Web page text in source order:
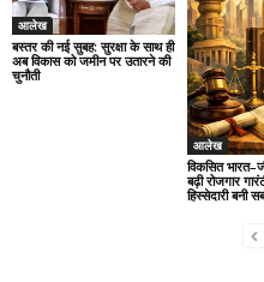
आलेख
बस्तर की नई सुबह: सुरक्षा के साथ ही
अब विकास को जमीन पर उतारने की
चुनौती
आलेख
विकसित
बढ़ी रोजगार
हिस्सेदारी बनी